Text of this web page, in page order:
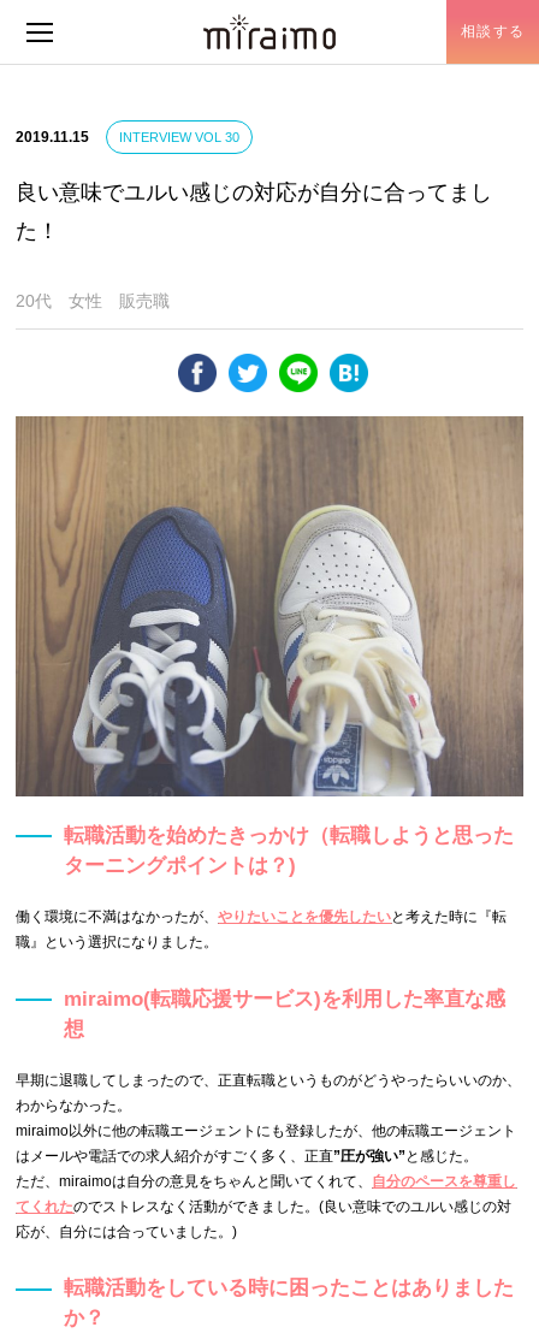
相談する
2019.11.15 INTERVIEW VOL 30
良い意味でユルい感じの対応が自分に合ってまし
た！
20代 女性 販売職
転職活動を始めたきっかけ（転職しようと思った
ターニングポイントは？)
働く環境に不満はなかったが、やりたいことを優先したいと考えた時に『転
職』という選択になりました。
miraimo(転職応援サービス)を利用した率直な感
想
早期に退職してしまったので、正直転職というものがどうやったらいいのか、
わからなかった。
miraimo以外に他の転職エージェントにも登録したが、他の転職エージェント
はメールや電話での求人紹介がすごく多く、正直”圧が強い”と感じた。
ただ、miraimoは自分の意見をちゃんと聞いてくれて
自分のペースを尊重し
てくれたのでストレスなく活動ができました。(良い意味でのユルい感じの対
応が、自分には合っていました。)
転職活動をしている時に困ったことはありました
か？